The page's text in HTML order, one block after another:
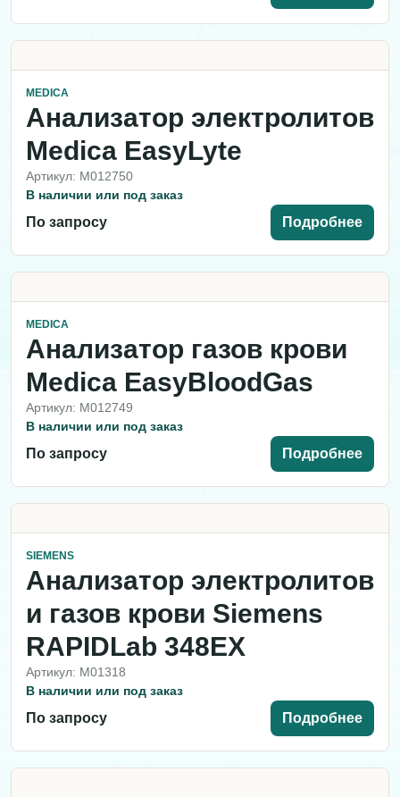
MEDICA
Анализатор электролитов
Medica EasyLyte
Артикул: M012750
В наличии или под заказ
По запросу Подробнее
MEDICA
Анализатор газов крови
Medica EasyBloodGas
Артикул: M012749
В наличии или под заказ
По запросу Подробнее
SIEMENS
Анализатор электролитов
и газов крови Siemens
RAPIDLab 348EX
Артикул: M01318
В наличии или под заказ
По запросу Подробнее